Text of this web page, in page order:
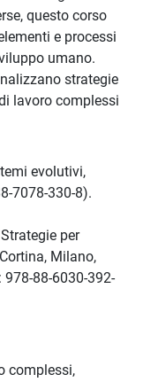
questo corso
e processi
umano.
strategie
lavoro complessi
evolutivi,
7078-330-8).
per
Milano,
978-88-6030-392-
complessi,